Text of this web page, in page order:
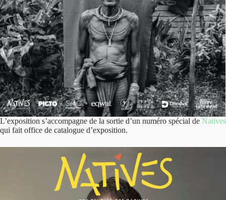
L’exposition s’accompagne de la sortie d’un numéro spécial de Natives
qui fait office de catalogue d’exposition.